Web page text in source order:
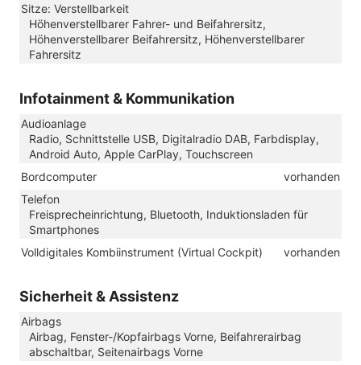
Sitze: Verstellbarkeit
Höhenverstellbarer Fahrer- und Beifahrersitz,
Höhenverstellbarer Beifahrersitz, Höhenverstellbarer
Fahrersitz
Infotainment & Kommunikation
Audioanlage
Radio, Schnittstelle USB, Digitalradio DAB, Farbdisplay,
Android Auto, Apple CarPlay, Touchscreen
Bordcomputer
vorhanden
Telefon
Freisprecheinrichtung, Bluetooth, Induktionsladen für
Smartphones
Volldigitales Kombiinstrument (Virtual Cockpit)
vorhanden
Sicherheit & Assistenz
Airbags
Airbag, Fenster-/Kopfairbags Vorne, Beifahrerairbag
abschaltbar, Seitenairbags Vorne